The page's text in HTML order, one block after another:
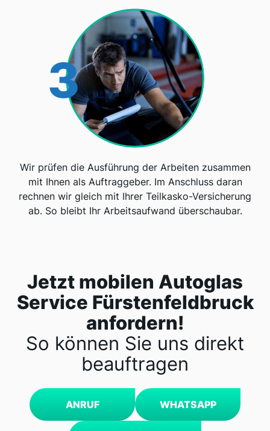
3
Wir prüfen die Ausführung der Arbeiten zusammen
mit Ihnen als Auftraggeber. Im Anschluss daran
rechnen wir gleich mit Ihrer Teilkasko-Versicherung
ab. So bleibt Ihr Arbeitsaufwand überschaubar.
Jetzt mobilen Autoglas
Service Fürstenfeldbruck
anfordern!
So können Sie uns direkt
beauftragen
ANRUF WHATSAPP